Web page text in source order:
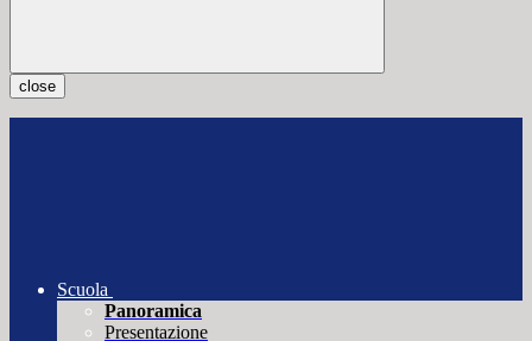
close
Scuola
Panoramica
Presentazione